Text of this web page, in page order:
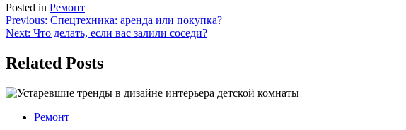
Posted in Ремонт
Навигация
по
записям
Previous: Спецтехника: аренда или покупка?
Next: Что делать, если вас залили соседи?
Related Posts
Ремонт